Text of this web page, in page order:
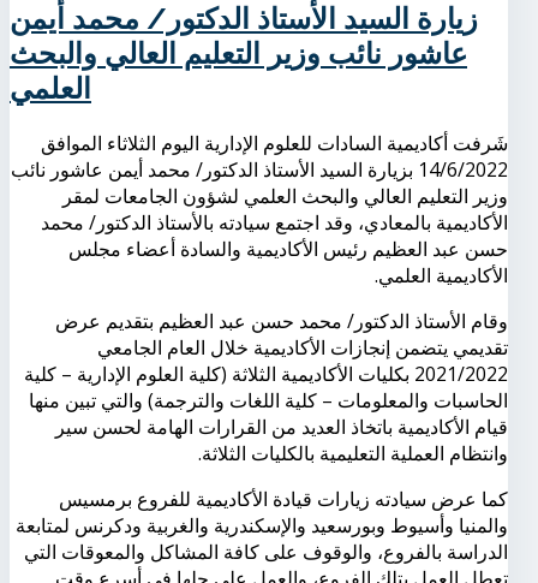
زيارة السيد الأستاذ الدكتور/ محمد أيمن
عاشور نائب وزير التعليم العالي والبحث
العلمي
شَرفت أكاديمية السادات للعلوم الإدارية اليوم الثلاثاء الموافق
14/6/2022 بزيارة السيد الأستاذ الدكتور/ محمد أيمن عاشور نائب
وزير التعليم العالي والبحث العلمي لشؤون الجامعات لمقر
الأكاديمية بالمعادي، وقد اجتمع سيادته بالأستاذ الدكتور/ محمد
حسن عبد العظيم رئيس الأكاديمية والسادة أعضاء مجلس
الأكاديمية العلمي.
وقام الأستاذ الدكتور/ محمد حسن عبد العظيم بتقديم عرض
تقديمي يتضمن إنجازات الأكاديمية خلال العام الجامعي
2021/2022 بكليات الأكاديمية الثلاثة (كلية العلوم الإدارية – كلية
الحاسبات والمعلومات – كلية اللغات والترجمة) والتي تبين منها
قيام الأكاديمية باتخاذ العديد من القرارات الهامة لحسن سير
وانتظام العملية التعليمية بالكليات الثلاثة.
كما عرض سيادته زيارات قيادة الأكاديمية للفروع برمسيس
والمنيا وأسيوط وبورسعيد والإسكندرية والغربية ودكرنس لمتابعة
الدراسة بالفروع، والوقوف على كافة المشاكل والمعوقات التي